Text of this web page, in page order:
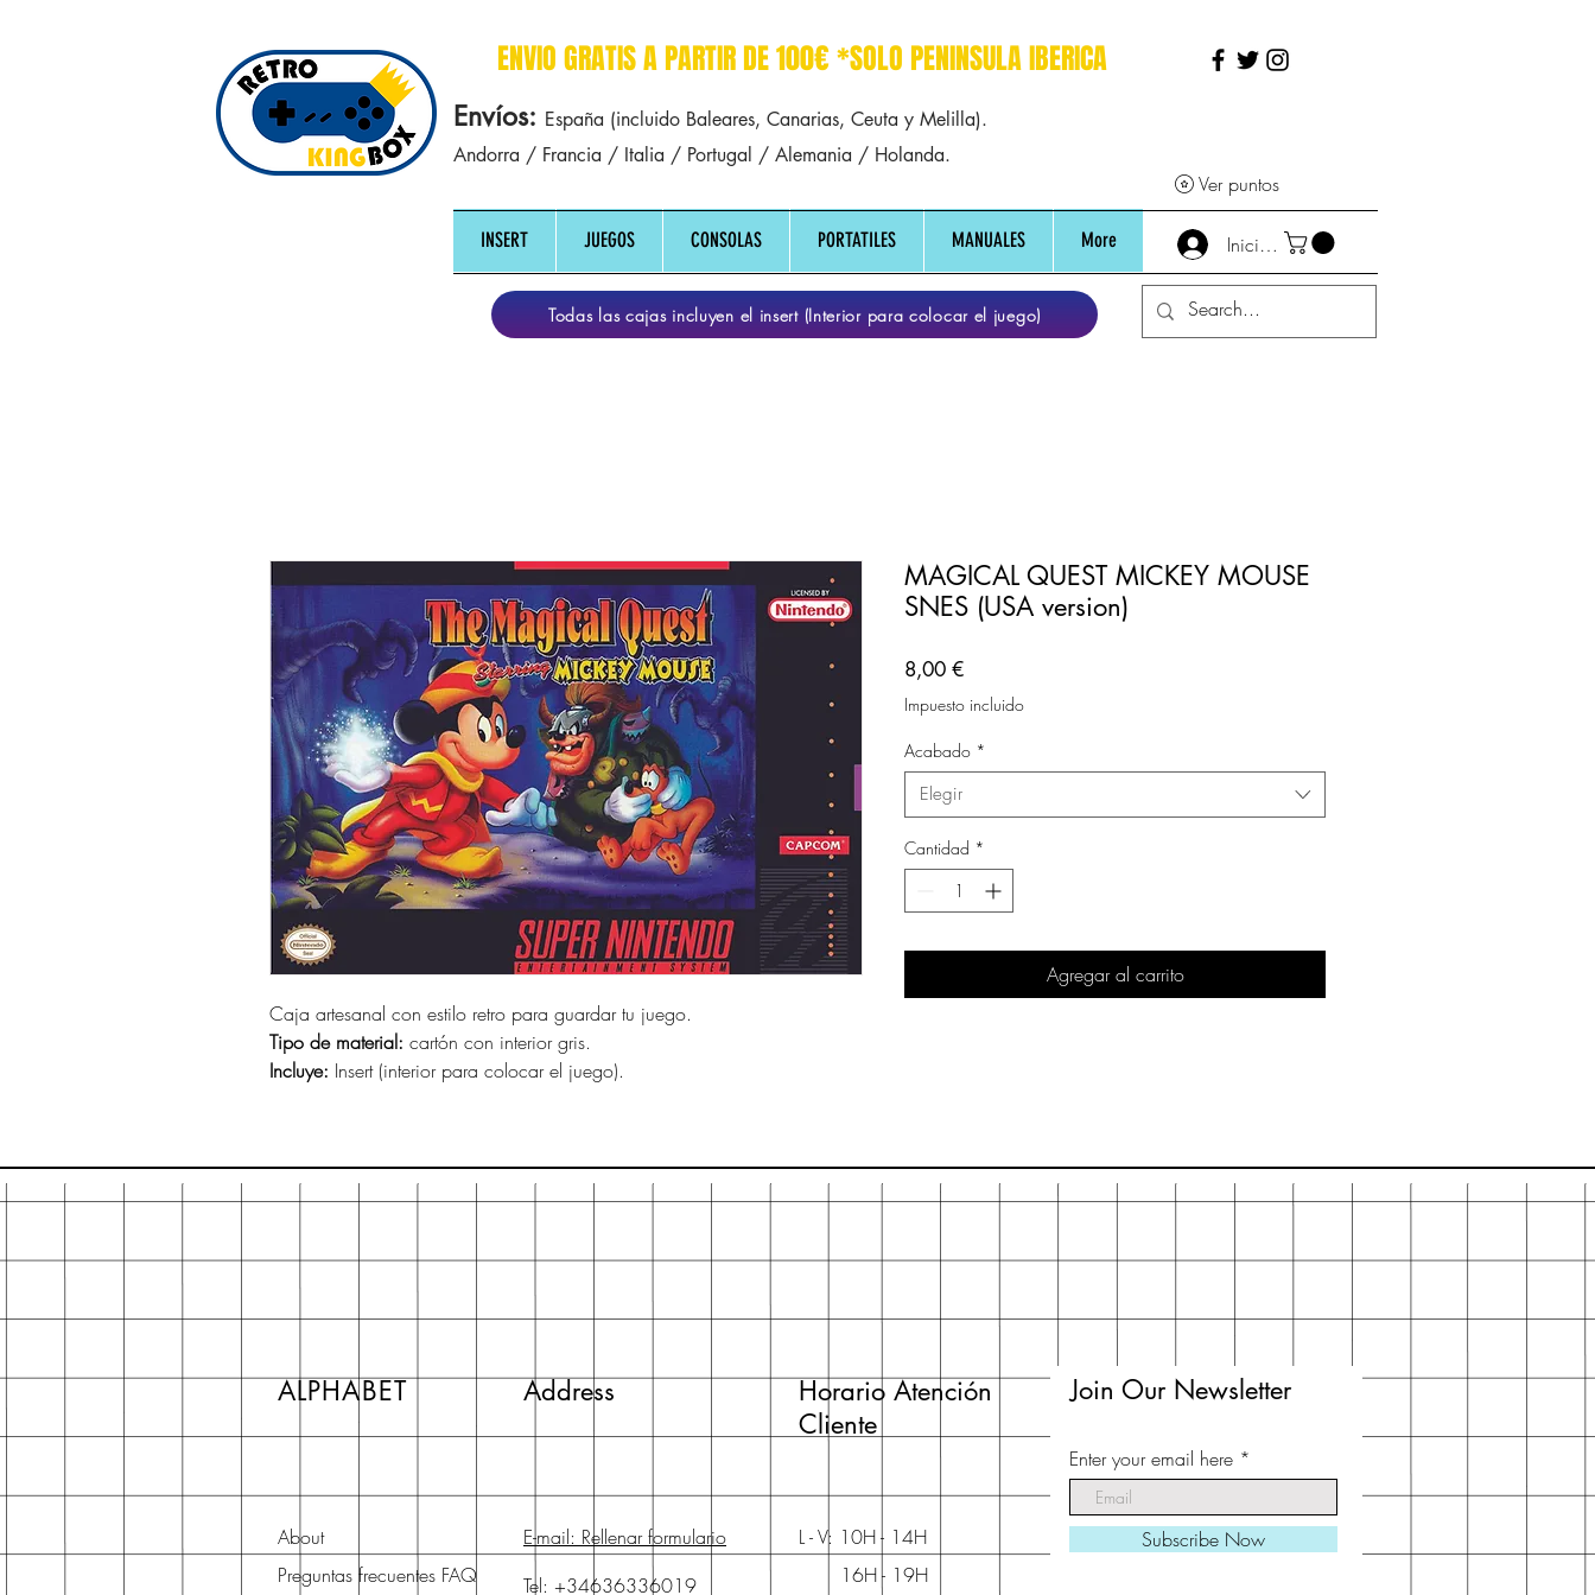
ENVIO GRATIS A PARTIR DE 100€ *SOLO PENINSULA IBERICA
Envíos: España (incluido Baleares, Canarias, Ceuta y Melilla).
Andorra / Francia / Italia / Portugal / Alemania / Holanda.
Ver puntos
INSERT JUEGOS CONSOLAS PORTATILES MANUALES More Iniciar sesión
Todas las cajas incluyen el insert (Interior para colocar el juego)
Caja artesanal con estilo retro para guardar tu juego.
Tipo de material: cartón con interior gris.
Incluye: Insert (interior para colocar el juego).
MAGICAL QUEST MICKEY MOUSE
SNES (USA version)
8,00 €Precio
Impuesto incluido
Acabado *
Elegir
Cantidad *
Agregar al carrito
ALPHABET Address
About
Preguntas frecuentes FAQ
E-mail: Rellenar formulario
Tel: +34636336019
Horario Atención
Cliente
L - V: 10H - 14H
16H - 19H
Join Our Newsletter
Enter your email here
Subscribe Now